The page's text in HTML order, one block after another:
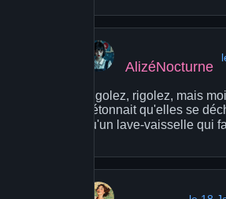
AlizéNocturne
Rigolez, rigolez, mais
s'étonnait qu'elles se
qu'un lave-vaisselle qui